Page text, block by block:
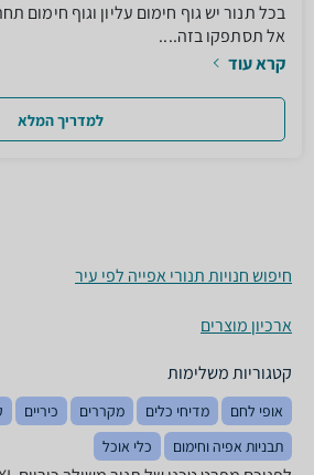
בכל תנור יש גוף חימום עליון וגוף חימום
אל תסתפקו בזה....
קרא עוד
למדריך המלא
חיפוש חנויות תנורי אפייה לפי עיר
ארכיון מוצרים
קטגוריות משלימות
אופי לחם מדיחי כלים מקררים כיריים
תבניות אפיה וחימום
כלי אוכל